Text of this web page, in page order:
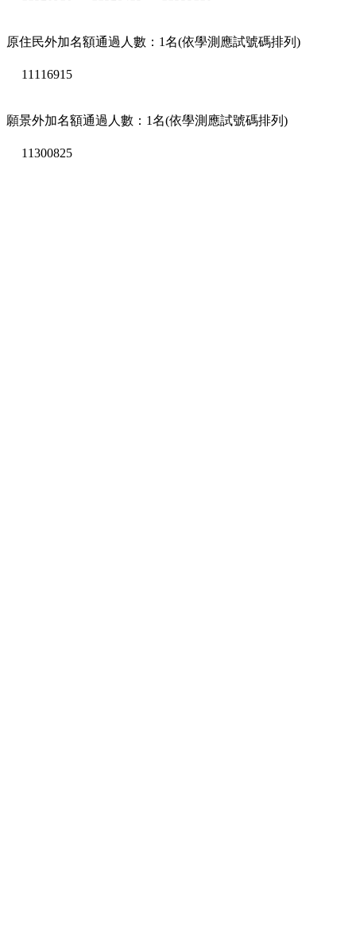
原住民外加名額通過人數：1名(依學測應試號碼排列)
11116915
願景外加名額通過人數：1名(依學測應試號碼排列)
11300825